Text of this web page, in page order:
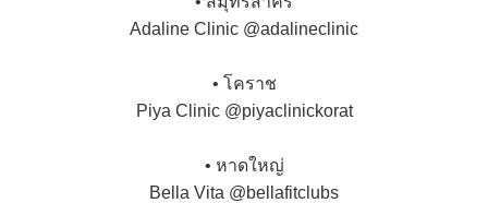
Adaline Clinic @adalineclinic
• โคราช
Piya Clinic @piyaclinickorat
• หาดใหญ่
Bella Vita @bellafitclubs